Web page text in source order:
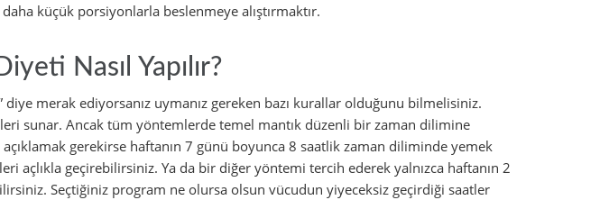
küçük porsiyonlarla beslenmeye alıştırmaktır.
Nasıl Yapılır?
diye merak ediyorsanız uymanız gereken bazı kurallar olduğunu bilmelisiniz.
sunar. Ancak tüm yöntemlerde temel mantık düzenli bir zaman dilimine
gerekirse haftanın 7 günü boyunca 8 saatlik zaman diliminde yemek
açlıkla geçirebilirsiniz. Ya da bir diğer yöntemi tercih ederek yalnızca haftanın 2
Seçtiğiniz program ne olursa olsun vücudun yiyeceksiz geçirdiği saatler